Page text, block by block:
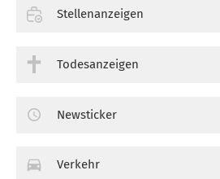
Stellenanzeigen
Todesanzeigen
Newsticker
Verkehr